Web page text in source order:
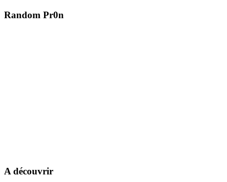
Random Pr0n
A découvrir